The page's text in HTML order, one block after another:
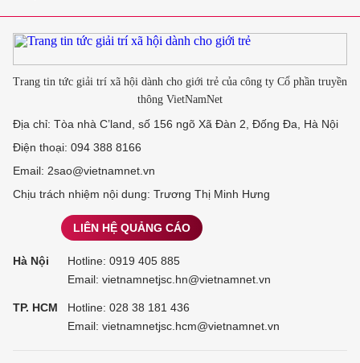
Trang tin tức giải trí xã hội dành cho giới trẻ của công ty Cổ phần truyền
thông VietNamNet
Địa chỉ: Tòa nhà C’land, số 156 ngõ Xã Đàn 2, Đống Đa, Hà Nội
Điện thoại: 094 388 8166
Email: 2sao@vietnamnet.vn
Chịu trách nhiệm nội dung: Trương Thị Minh Hưng
LIÊN HỆ QUẢNG CÁO
Hà Nội Hotline: 0919 405 885
Email: vietnamnetjsc.hn@vietnamnet.vn
TP. HCM Hotline: 028 38 181 436
Email: vietnamnetjsc.hcm@vietnamnet.vn